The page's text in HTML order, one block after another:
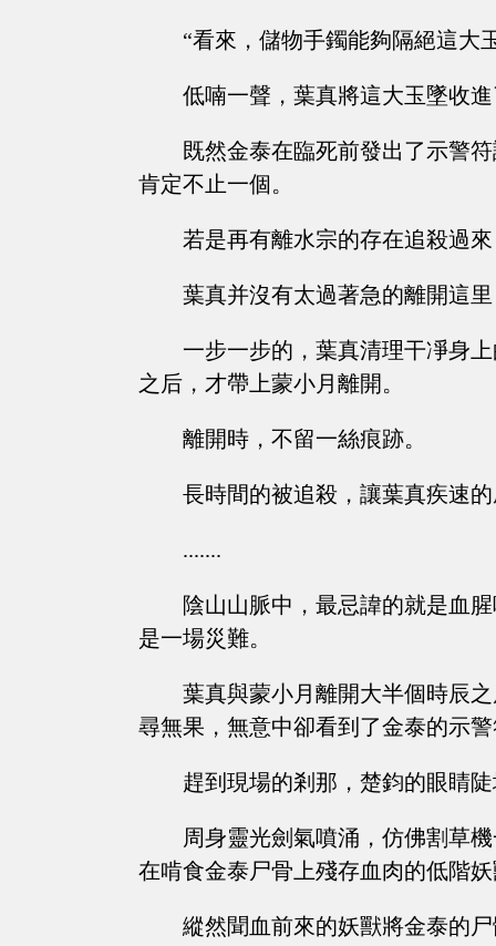
“看來，儲物手鐲能夠隔絕這大
低喃一聲，葉真將這大玉墜收
既然金泰在臨死前發出了示警
肯定不止一個。
若是再有離水宗的存在追殺過
葉真并沒有太過著急的離開這
一步一步的，葉真清理干凈身
之后，才帶上蒙小月離開。
離開時，不留一絲痕跡。
長時間的被追殺，讓葉真疾速的
.......
陰山山脈中，最忌諱的就是血
是一場災難。
葉真與蒙小月離開大半個時辰
尋無果，無意中卻看到了金泰的示
趕到現場的剎那，楚鈞的眼睛
周身靈光劍氣噴涌，仿佛割草
在啃食金泰尸骨上殘存血肉的低階
縱然聞血前來的妖獸將金泰的